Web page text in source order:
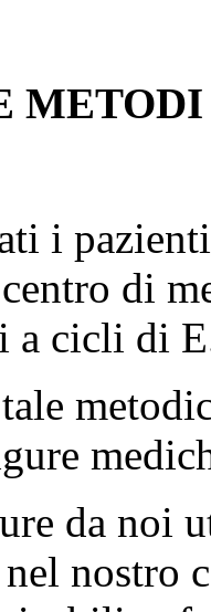
METODI
i
di
a cicli di
da noi
nostro